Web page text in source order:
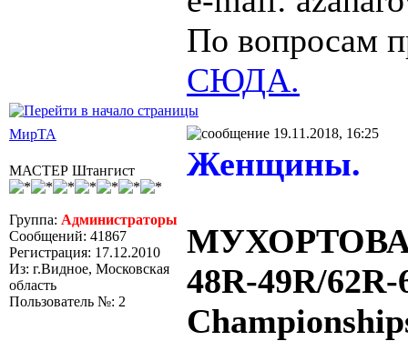
По вопросам
СЮДА.
МирТА 19.11.2018, 16:25
МАСТЕР Штангист
Группа: Администраторы
Сообщений: 41867
Регистрация: 17.12.2010
Из: г.Видное, Московская
область
Пользователь №: 2
Женщины.
МУХОРТОВА/
48R-49R/